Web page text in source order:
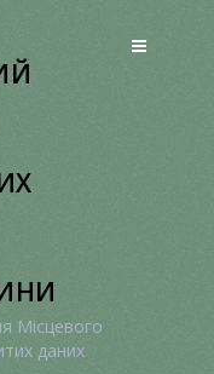
Місцевого
даних